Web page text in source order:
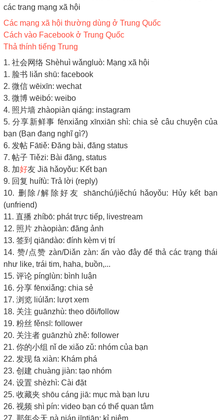
các trang mạng xã hội
Các mạng xã hội thường dùng ở Trung Quốc
Cách vào Facebook ở Trung Quốc
Thả thính tiếng Trung
1. 社会网络 Shèhuì wǎngluò: Mạng xã hội
1. 脸书 liǎn shū: facebook
2. 微信 wēixīn: wechat
3. 微博 wēibó: weibo
4. 照片墙 zhàopiàn qiáng: instagram
5. 分享新鲜事 fēnxiǎng xīnxiān shì: chia sẻ câu chuyện của
bạn (Bạn đang nghĩ gì?)
6. 发帖 Fātiě: Đăng bài, đăng status
7. 帖子 Tiězi: Bài đăng, status
8. 加好友 Jiā hǎoyǒu: Kết bạn
9. 回复 huífù: Trả lời (reply)
10. 删除/解除好友 shānchú/jiěchú hǎoyǒu: Hủy kết bạn
(unfriend)
11. 直播 zhíbō: phát trực tiếp, livestream
12. 照片 zhàopiàn: đăng ảnh
13. 签到 qiāndào: đính kèm vị trí
14. 赞/点赞 zàn/Diǎn zàn: ấn vào đây để thả các trạng thái
như like, trái tim, haha, buồn,...
15. 评论 pínglùn: bình luận
16. 分享 fēnxiǎng: chia sẻ
17. 浏览 liúlǎn: lượt xem
18. 关注 guānzhù: theo dõi/follow
19. 粉丝 fěnsī: follower
20. 关注者 guānzhù zhě: follower
21. 你的小组 nǐ de xiǎo zǔ: nhóm của bạn
22. 发现 fā xiàn: Khám phá
23. 创建 chuàng jiàn: tạo nhóm
24. 设置 shèzhì: Cài đặt
25. 收藏夹 shōu cáng jiā: mục mà bạn lưu
26. 视频 shì pín: video bạn có thể quan tâm
27. 那年今天 nà nián jīntiān: kỉ niệm